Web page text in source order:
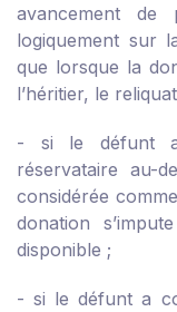
avancement de
logiquement sur
que lorsque la
l’héritier, le
- si le défunt a
réservataire au-
considérée
donation
disponible ;
- si le défunt a